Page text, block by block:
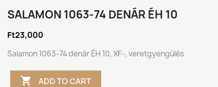
SALAMON 1063-74 DENÁR ÉH 10
Ft23,000
Salamon 1063-74 denár ÉH 10, XF-, veretgyengülés
 ADD TO CART